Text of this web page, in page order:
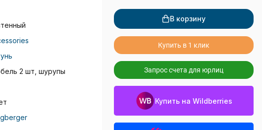
2 шт, шурупы
В корзину
Купить в 1 клик
Запрос счета для юрлиц
Купить на Wildberries